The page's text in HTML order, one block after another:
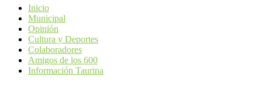
Inicio
Municipal
Opinión
Cultura y Deportes
Colaboradores
Amigos de los 600
Información Taurina